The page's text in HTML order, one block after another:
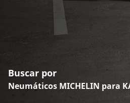
Buscar por
Neumáticos MICHELIN para